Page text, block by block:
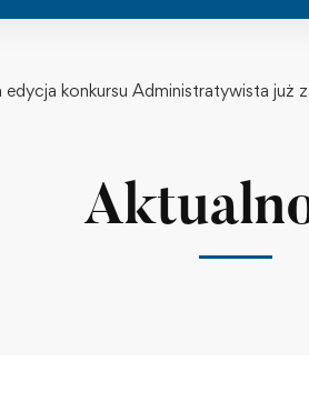
edycja konkursu Administratywista już